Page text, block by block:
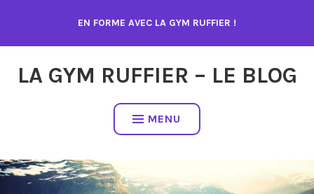
contenu
EN FORME AVEC LA GYM RUFFIER !
LA GYM RUFFIER – LE BLOG
MENU